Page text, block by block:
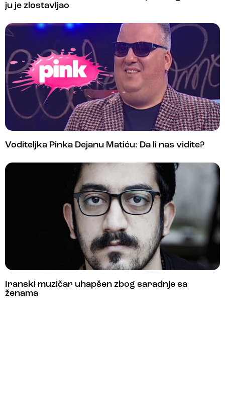
ju je zlostavljao
Voditeljka Pinka Dejanu Matiću: Da li nas vidite?
Iranski muzičar uhapšen zbog saradnje sa
ženama